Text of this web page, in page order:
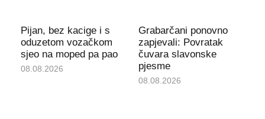
Pijan, bez kacige i s
oduzetom vozačkom
sjeo na moped pa pao
08.08.2026
Grabarčani ponovno
zapjevali: Povratak
čuvara slavonske
pjesme
08.08.2026